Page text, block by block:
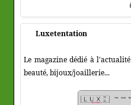
Luxetentation
Le magazine dédié à
beauté, bijoux/joaillerie...